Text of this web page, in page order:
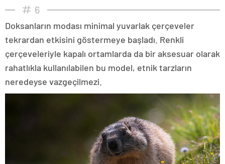
6
Doksanların modası minimal yuvarlak çerçeveler
tekrardan etkisini göstermeye başladı. Renkli
çerçeveleriyle kapalı ortamlarda da bir aksesuar olarak
rahatlıkla kullanılabilen bu model, etnik tarzların
neredeyse vazgeçilmezi.